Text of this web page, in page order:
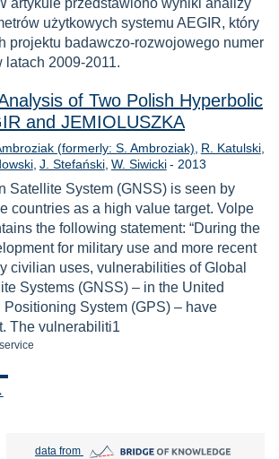
artykule przedstawiono wyniki analizy
użytkowych systemu AEGIR, który
projektu badawczo-rozwojowego numer
latach 2009-2011.
of Two Polish Hyperbolic
and JEMIOLUSZKA
(formerly: S. Ambroziak) R. Katulski
J. Stefański W. Siwicki - Year
2013
Satellite System (GNSS) is seen by
countries as a high value target. Volpe
the following statement: “During the
for military use and more recent
civilian uses, vulnerabilities of Global
Systems (GNSS) – in the United
Positioning System (GPS) – have
The vulnerabiliti1
data from Bridge of Knowledge open in new tab